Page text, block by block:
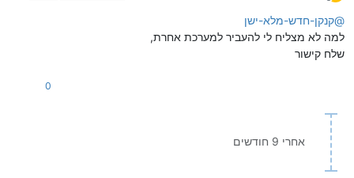
מנותק
@קנקן-חדש-מלא-ישן
למה לא מצליח לי להעביר למערכת אחרת,
שלח קישור
0
אחרי 9 חודשים